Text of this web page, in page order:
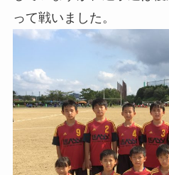
って戦いました。